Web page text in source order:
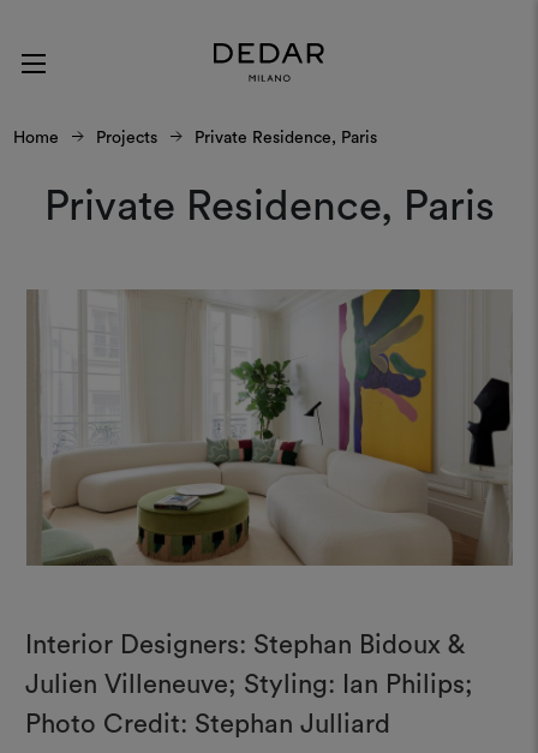
Home Projects Private Residence, Paris
Private Residence, Paris
Interior Designers: Stephan Bidoux &
Julien Villeneuve; Styling: Ian Philips;
Photo Credit: Stephan Julliard